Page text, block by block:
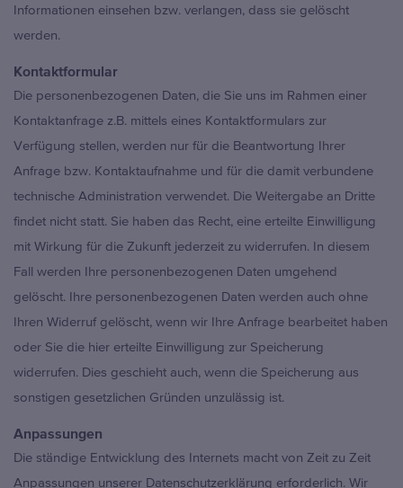
Informationen einsehen bzw. verlangen, dass sie gelöscht
werden.
Kontaktformular
Die personenbezogenen Daten, die Sie uns im Rahmen einer
Kontaktanfrage z.B. mittels eines Kontaktformulars zur
Verfügung stellen, werden nur für die Beantwortung Ihrer
Anfrage bzw. Kontaktaufnahme und für die damit verbundene
technische Administration verwendet. Die Weitergabe an Dritte
findet nicht statt. Sie haben das Recht, eine erteilte Einwilligung
mit Wirkung für die Zukunft jederzeit zu widerrufen. In diesem
Fall werden Ihre personenbezogenen Daten umgehend
gelöscht. Ihre personenbezogenen Daten werden auch ohne
Ihren Widerruf gelöscht, wenn wir Ihre Anfrage bearbeitet haben
oder Sie die hier erteilte Einwilligung zur Speicherung
widerrufen. Dies geschieht auch, wenn die Speicherung aus
sonstigen gesetzlichen Gründen unzulässig ist.
Anpassungen
Die ständige Entwicklung des Internets macht von Zeit zu Zeit
Anpassungen unserer Datenschutzerklärung erforderlich. Wir